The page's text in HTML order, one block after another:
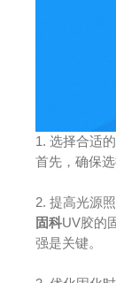
1. 选择合适
首先，确保
2. 提高光源
固科UV胶的
强是关键。